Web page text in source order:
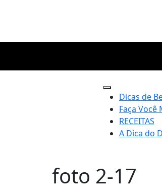
Dicas de
Faça Você
RECEITAS
A Dica do
foto 2-17